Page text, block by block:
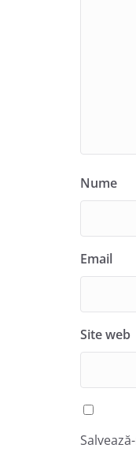
Nume
Email
Site web